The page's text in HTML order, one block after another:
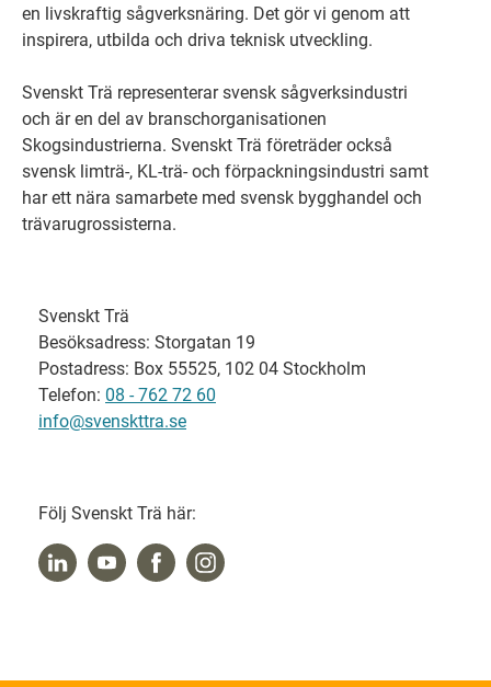
en livskraftig sågverksnäring. Det gör vi genom att
inspirera, utbilda och driva teknisk utveckling.
Svenskt Trä representerar svensk sågverksindustri
och är en del av branschorganisationen
Skogsindustrierna. Svenskt Trä företräder också
svensk limträ-, KL-trä- och förpackningsindustri samt
har ett nära samarbete med svensk bygghandel och
trävarugrossisterna.
Svenskt Trä
Besöksadress: Storgatan 19
Postadress: Box 55525, 102 04 Stockholm
Telefon: 08 - 762 72 60
info@svenskttra.se
Följ Svenskt Trä här: